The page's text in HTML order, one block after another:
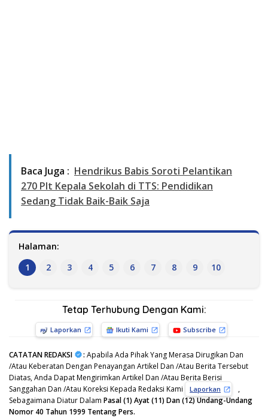
Baca Juga : Hendrikus Babis Soroti Pelantikan
270 Plt Kepala Sekolah di TTS: Pendidikan
Sedang Tidak Baik-Baik Saja
Halaman:
1
2 3 4 5 6 7 8 9 10
Tetap Terhubung Dengan Kami:
Laporkan Ikuti Kami Subscribe
CATATAN REDAKSI : Apabila Ada Pihak Yang Merasa Dirugikan Dan
/Atau Keberatan Dengan Penayangan Artikel Dan /Atau Berita Tersebut
Diatas, Anda Dapat Mengirimkan Artikel Dan /Atau Berita Berisi
Sanggahan Dan /Atau Koreksi Kepada Redaksi Kami
Laporkan
,
Sebagaimana Diatur Dalam Pasal (1) Ayat (11) Dan (12) Undang-Undang
Nomor 40 Tahun 1999 Tentang Pers.